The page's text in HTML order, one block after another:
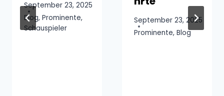
September 23, 2025
Blog, Prominente,
Schauspieler
September 23, 2025
Prominente, Blog